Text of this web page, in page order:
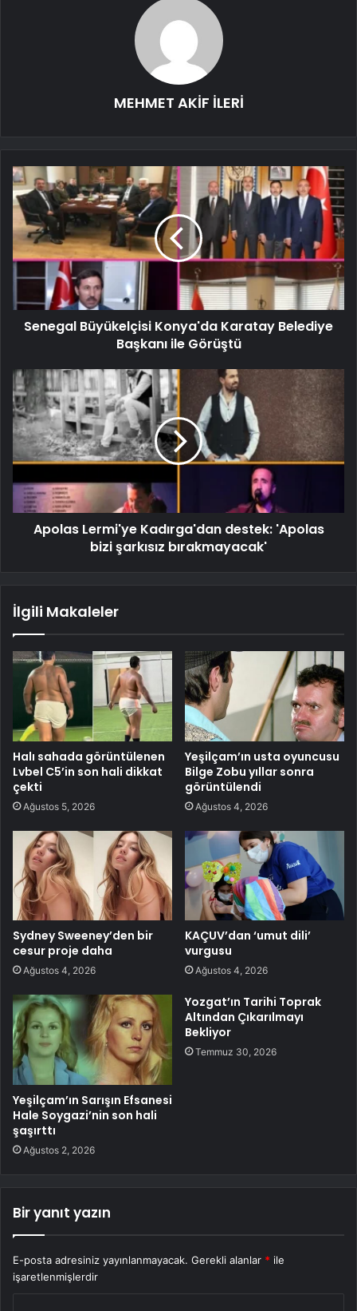
MEHMET AKİF İLERİ
Senegal Büyükelçisi Konya'da Karatay Belediye
Başkanı ile Görüştü
Apolas Lermi'ye Kadırga'dan destek: 'Apolas
bizi şarkısız bırakmayacak'
İlgili Makaleler
Halı sahada görüntülenen
Lvbel C5’in son hali dikkat
çekti
Ağustos 5, 2026
Yeşilçam’ın usta oyuncusu
Bilge Zobu yıllar sonra
görüntülendi
Ağustos 4, 2026
Sydney Sweeney’den bir
cesur proje daha
Ağustos 4, 2026
KAÇUV’dan ‘umut dili’
vurgusu
Ağustos 4, 2026
Yeşilçam’ın Sarışın Efsanesi
Hale Soygazi’nin son hali
şaşırttı
Ağustos 2, 2026
Yozgat’ın Tarihi Toprak
Altından Çıkarılmayı
Bekliyor
Temmuz 30, 2026
Bir yanıt yazın
E-posta adresiniz yayınlanmayacak. Gerekli alanlar * ile
işaretlenmişlerdir